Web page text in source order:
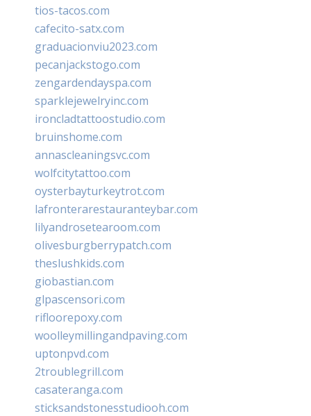
tios-tacos.com
cafecito-satx.com
graduacionviu2023.com
pecanjackstogo.com
zengardendayspa.com
sparklejewelryinc.com
ironcladtattoostudio.com
bruinshome.com
annascleaningsvc.com
wolfcitytattoo.com
oysterbayturkeytrot.com
lafronterarestauranteybar.com
lilyandrosetearoom.com
olivesburgberrypatch.com
theslushkids.com
giobastian.com
glpascensori.com
rifloorepoxy.com
woolleymillingandpaving.com
uptonpvd.com
2troublegrill.com
casateranga.com
sticksandstonesstudiooh.com